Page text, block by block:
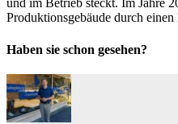
und im Betrieb steckt. Im Jahre
Produktionsgebäude durch
Haben sie schon gesehen?